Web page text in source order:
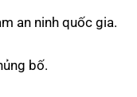
an ninh quốc gia.
bố.